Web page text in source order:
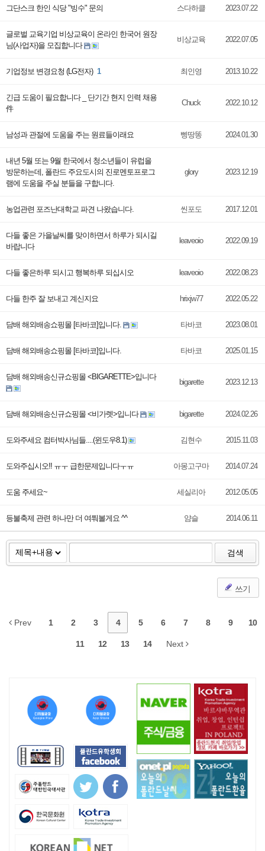
그단스크 한인 식당 "빙수" 문의 스다하클 2023.07.22
글로벌 교육기업 비상교육이 온라인 한국어 원장
님(사업자)을 모집합니다
비상교육 2022.07.05
기업정보 변경요청 (LG전자) 1 최인영 2013.10.22
긴급 도움이 필요합니다 _ 단기간 현지 인력 채용
件
Chuck 2022.10.12
남성과 관절에 도움을 주는 원료들이래요 삥땅똥 2024.01.30
내년 5월 또는 9월 한국에서 청소년들이 유럽을
방문하는데, 폴란드 주요도시의 진로멘토프로그
램에 도움을 주실 분들을 구합니다.
glory 2023.12.19
농업관련 포즈난대학교 파견 나왔습니다. 씬포도 2017.12.01
다들 좋은 가을날씨를 맞이하면서 하루가 되시길
바랍니다
leaveoio 2022.09.19
다들 좋은하루 되시고 행복하루 되십시오 leaveoio 2022.08.23
다들 한주 잘 보내고 계신지요 hrixjw77 2022.05.22
담배 해외배송쇼핑몰 [타바코]입니다. 타바코 2023.08.01
담배 해외배송쇼핑몰 [타바코]입니다. 타바코 2025.01.15
담배 해외배송신규쇼핑몰 <BIGARETTE>입니다
bigarette 2023.12.13
담배 해외배송신규쇼핑몰 <비가렛>입니다 bigarette 2024.02.26
도와주세요 컴터박사님들....(윈도우8.1) 김현수 2015.11.03
도와주십시오!! ㅠㅜ 급한문제입니다ㅜㅠ 아몽고구마 2014.07.24
도움 주세요~ 세실리아 2012.05.05
등불축제 관련 하나만 더 여쭤볼게요 ^^ 얌슬 2014.06.11
검색
쓰기
Prev 1 2 3 4 5 6 7 8 9 10
11 12 13 14 Next